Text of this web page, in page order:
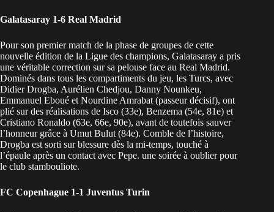
Galatasaray 1-6 Real Madrid
Pour son premier match de la phase de groupes de cette
nouvelle édition de la Ligue des champions, Galatasaray a pris
une véritable correction sur sa pelouse face au Real Madrid.
Dominés dans tous les compartiments du jeu, les Turcs, avec
Didier Drogba, Aurélien Chedjou, Danny Nounkeu,
Emmanuel Eboué et Nourdine Amrabat (passeur décisif), ont
plié sur des réalisations de Isco (33e), Benzema (54e, 81e) et
Cristiano Ronaldo (63e, 66e, 90e), avant de toutefois sauver
l’honneur grâce à Umut Bulut (84e). Comble de l’histoire,
Drogba est sorti sur blessure dès la mi-temps, touché à
l’épaule après un contact avec Pepe. une soirée à oublier pour
le club stambouliote.
FC Copenhague 1-1 Juventus Turin